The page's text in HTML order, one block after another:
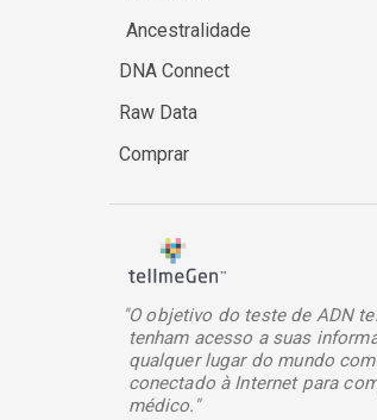
Ancestralidade
DNA Connect
Raw Data
Comprar
"O objetivo do teste de ADN
tenham acesso a suas
qualquer lugar do mundo
conectado à Internet para
médico."